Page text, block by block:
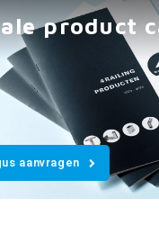
product
aanvragen